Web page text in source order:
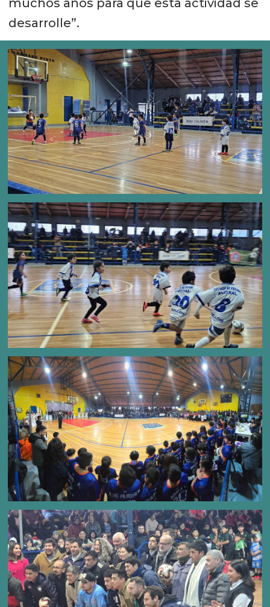
desarrolle”.